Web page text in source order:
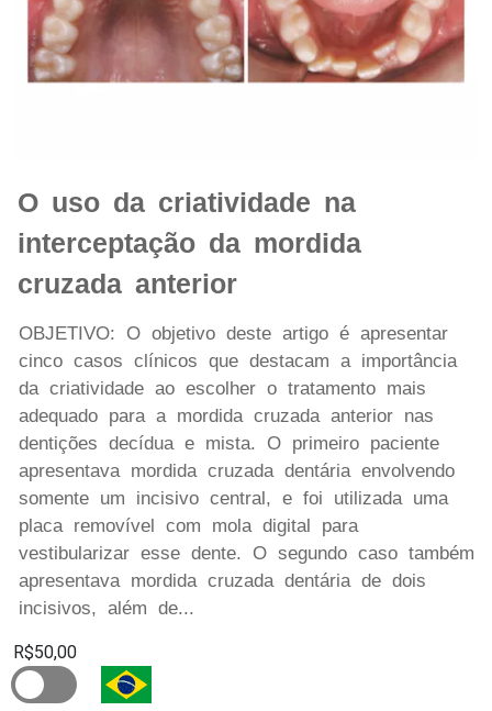
O uso da criatividade na
interceptação da mordida
cruzada anterior
OBJETIVO: O objetivo deste artigo é apresentar
cinco casos clínicos que destacam a importância
da criatividade ao escolher o tratamento mais
adequado para a mordida cruzada anterior nas
dentições decídua e mista. O primeiro paciente
apresentava mordida cruzada dentária envolvendo
somente um incisivo central, e foi utilizada uma
placa removível com mola digital para
vestibularizar esse dente. O segundo caso também
apresentava mordida cruzada dentária de dois
incisivos, além de...
R$50,00